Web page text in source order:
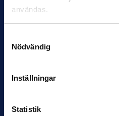
användas.
Nödvändig
Inställningar
Statistik